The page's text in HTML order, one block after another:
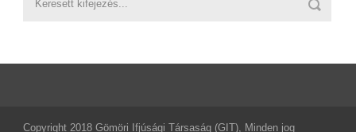
Copyright 2018 Gömöri Ifjúsági Társaság (GIT), Minden jog